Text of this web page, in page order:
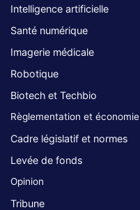
Intelligence artificielle
Santé numérique
Imagerie médicale
Robotique
Biotech et Techbio
Règlementation et économie
Cadre législatif et normes
Levée de fonds
Opinion
Tribune